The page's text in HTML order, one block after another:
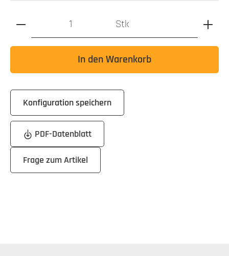
Produkt Anzahl: Gib den gewünschten Wert ein oder
Stk
In den Warenkorb
Konfiguration speichern
PDF-Datenblatt
Frage zum Artikel